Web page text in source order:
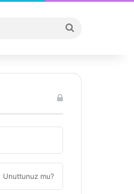
...
Unuttunuz mu?